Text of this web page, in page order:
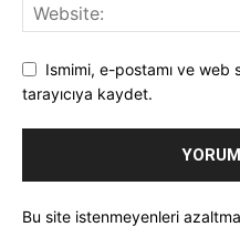
Ismimi, e-postamı ve
tarayıcıya kaydet.
Bu site istenmeyenleri